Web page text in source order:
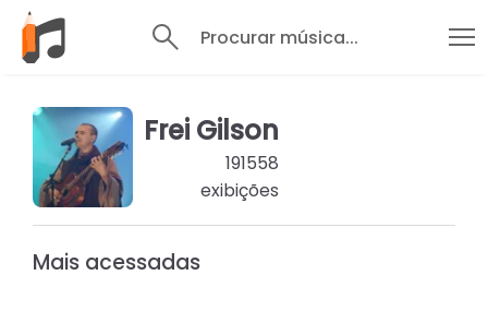
Procurar música...
Frei Gilson
191558
exibições
Mais acessadas